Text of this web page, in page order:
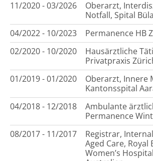
11/2020 - 03/2026
Oberarzt,
Notfall, Spital
04/2022 - 10/2023
Permanence HB
02/2020 - 10/2020
Hausärztliche
Privatpraxis
01/2019 - 01/2020
Oberarzt, Innere
Kantonsspital
04/2018 - 12/2018
Ambulante
Permanence
08/2017 - 11/2017
Registrar,
Aged Care, Royal
Women’s